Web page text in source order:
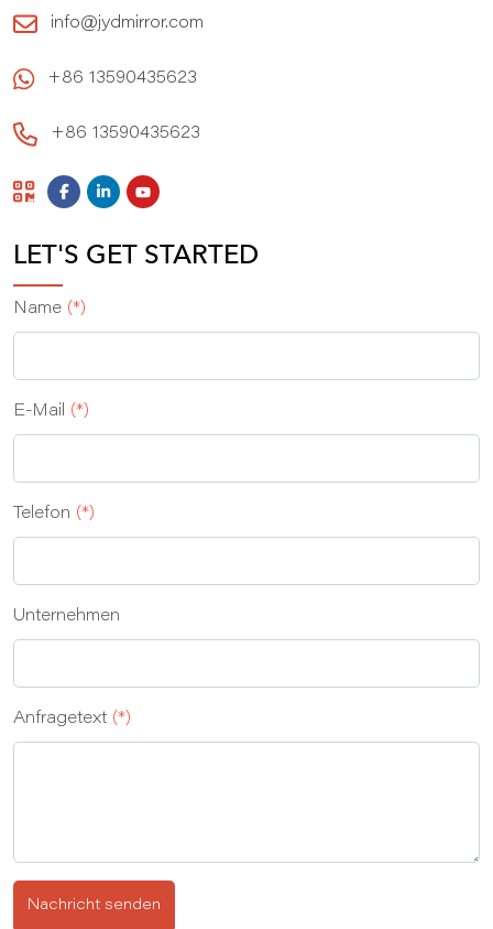
info@jydmirror.com
+86 13590435623
+86 13590435623
LET'S GET STARTED
Name (*)
E‑Mail (*)
Telefon (*)
Unternehmen
Anfragetext (*)
Nachricht senden